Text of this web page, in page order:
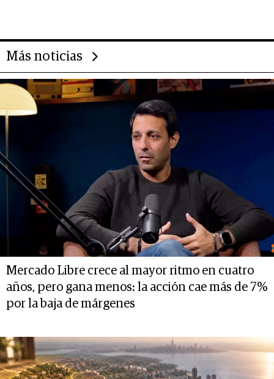
Más noticias
Mercado Libre crece al mayor ritmo en cuatro
años, pero gana menos: la acción cae más de 7%
por la baja de márgenes